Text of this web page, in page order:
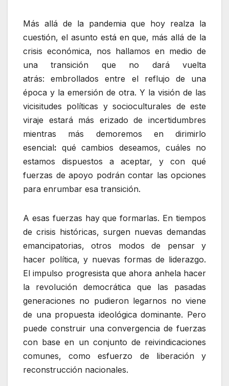
Más allá de la pandemia que hoy realza la
cuestión, el asunto está en que, más allá de la
crisis económica, nos hallamos en medio de
una transición que no dará vuelta
atrás: embrollados entre el reflujo de una
época y la emersión de otra. Y la visión de las
vicisitudes políticas y socioculturales de este
viraje estará más erizado de incertidumbres
mientras más demoremos en dirimirlo
esencial: qué cambios deseamos, cuáles no
estamos dispuestos a aceptar, y con qué
fuerzas de apoyo podrán contar las opciones
para enrumbar esa transición.
A esas fuerzas hay que formarlas. En tiempos
de crisis históricas, surgen nuevas demandas
emancipatorias, otros modos de pensar y
hacer política, y nuevas formas de liderazgo.
El impulso progresista que ahora anhela hacer
la revolución democrática que las pasadas
generaciones no pudieron legarnos no viene
de una propuesta ideológica dominante. Pero
puede construir una convergencia de fuerzas
con base en un conjunto de reivindicaciones
comunes, como esfuerzo de liberación y
reconstrucción nacionales.